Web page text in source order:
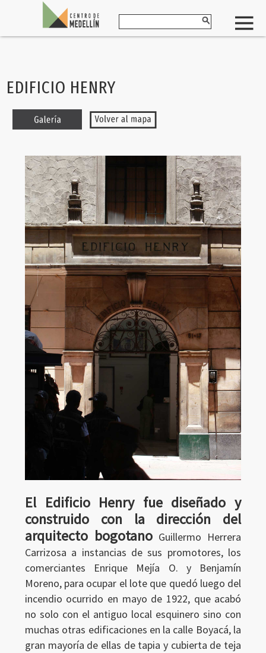
EDIFICIO HENRY
El Edificio Henry fue diseñado y
construido con la dirección del
arquitecto bogotanoGuillermo Herrera
Carrizosa a instancias de sus promotores, los
comerciantes Enrique Mejía O. y Benjamín
Moreno, para ocupar el lote que quedó luego del
incendio ocurrido en mayo de 1922, que acabó
no solo con el antiguo local esquinero sino con
muchas otras edificaciones en la calle Boyacá, la
gran mayoría de ellas de tapia y cubierta de teja